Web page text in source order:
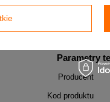
Parametry
Producent
Kod produktu